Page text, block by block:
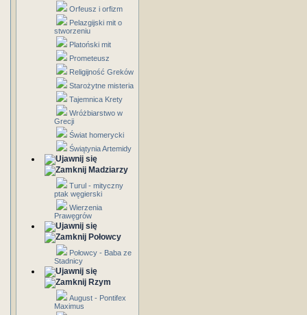
Orfeusz i orfizm
Pelazgijski mit o
stworzeniu
Platoński mit
Prometeusz
Religijność Greków
Starożytne misteria
Tajemnica Krety
Wróżbiarstwo w
Grecji
Świat homerycki
Świątynia Artemidy
Madziarzy
Turul - mityczny
ptak węgierski
Wierzenia
Prawęgrów
Połowcy
Połowcy - Baba ze
Stadnicy
Rzym
August - Pontifex
Maximus